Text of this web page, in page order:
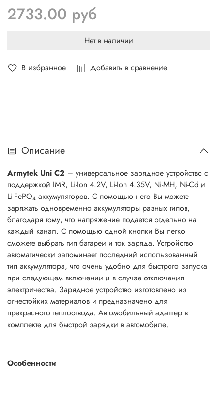
В избранное Добавить в сравнение
сможете выбрать тип батареи и ток заряда. Устройство
автоматически запоминает последний использованный
тип аккумулятора, что очень удобно для быстрого запуска
при следующем включении и в случае отключения
огнестойких материалов и предназначено для
2733.00 руб
Нет в наличии
Описание
Armytek Uni C2 – универсальное зарядное устройство с
поддержкой IMR, Li-Ion 4.2V, Li-Ion 4.35V, Ni-MH, Ni-Cd и
Li-FePO4 аккумуляторов. С помощью него Вы можете
заряжать одновременно аккумуляторы разных типов,
благодаря тому, что напряжение подается отдельно на
каждый канал. С помощью одной кнопки Вы легко
сможете выбрать тип батареи и ток заряда. Устройство
автоматически запоминает последний использованный
тип аккумулятора, что очень удобно для быстрого запуска
при следующем включении и в случае отключения
электричества. Зарядное устройство изготовлено из
огнестойких материалов и предназначено для
прекрасного теплоотвода. Автомобильный адаптер в
комплекте для быстрой зарядки в автомобиле.
Особенности